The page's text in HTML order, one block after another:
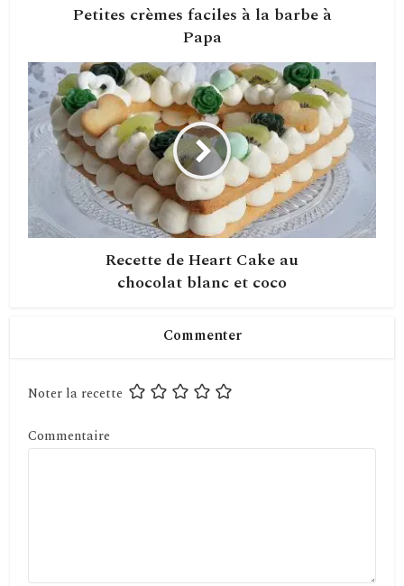
Petites crèmes faciles à la barbe à
Papa
Recette de Heart Cake au
chocolat blanc et coco
Commenter
Noter la recette
Commentaire